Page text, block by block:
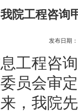
我院工程咨询
发布日期
工程咨
员会审
，我院